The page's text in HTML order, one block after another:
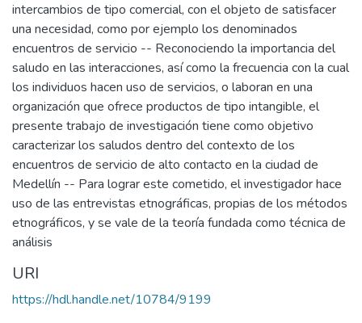
intercambios de tipo comercial, con el objeto de satisfacer
una necesidad, como por ejemplo los denominados
encuentros de servicio -- Reconociendo la importancia del
saludo en las interacciones, así como la frecuencia con la cual
los individuos hacen uso de servicios, o laboran en una
organización que ofrece productos de tipo intangible, el
presente trabajo de investigación tiene como objetivo
caracterizar los saludos dentro del contexto de los
encuentros de servicio de alto contacto en la ciudad de
Medellín -- Para lograr este cometido, el investigador hace
uso de las entrevistas etnográficas, propias de los métodos
etnográficos, y se vale de la teoría fundada como técnica de
análisis
URI
https://hdl.handle.net/10784/9199